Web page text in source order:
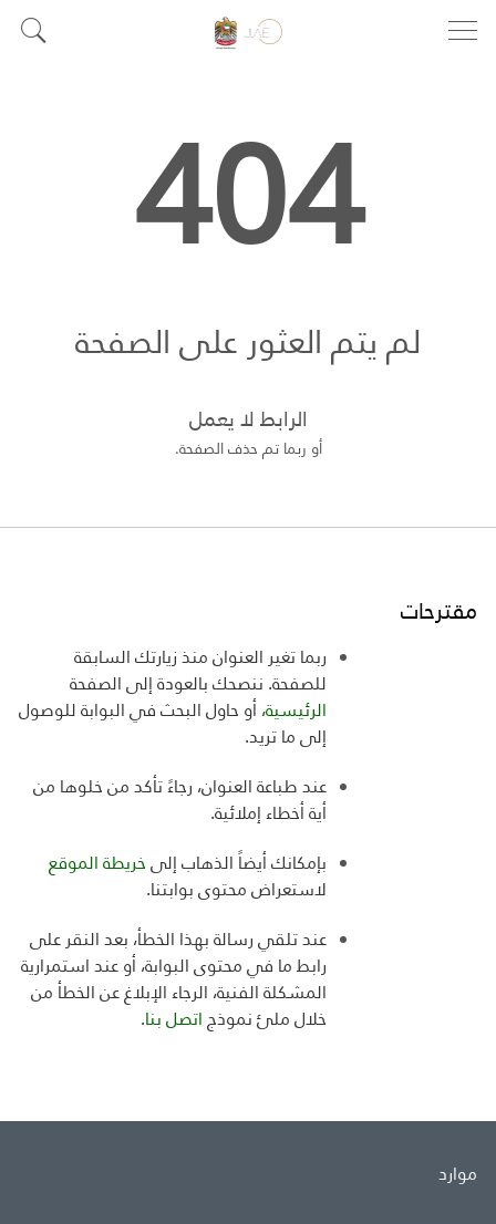
404
لم يتم العثور على الصفحة
الرابط لا يعمل
أو ربما تم حذف الصفحة.
مقترحات
ربما تغير العنوان منذ زيارتك السابقة
للصفحة. ننصحك بالعودة إلى الصفحة
الرئيسية، أو حاول البحث في البوابة للوصول
إلى ما تريد.
عند طباعة العنوان، رجاءً تأكد من خلوها من
أية أخطاء إملائية.
بإمكانك أيضاً الذهاب إلى خريطة الموقع
لاستعراض محتوى بوابتنا.
عند تلقي رسالة بهذا الخطأ، بعد النقر على
رابط ما في محتوى البوابة، أو عند استمرارية
المشكلة الفنية، الرجاء الإبلاغ عن الخطأ من
خلال ملئ نموذج اتصل بنا.
موارد